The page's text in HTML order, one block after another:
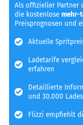
Als offizieller Partner
die kostenlosemehr-
Preisprognosen und
Aktuelle
Ladetarife
erfahren
Detaillierte
und 30.000
Flizzi empfiehlt